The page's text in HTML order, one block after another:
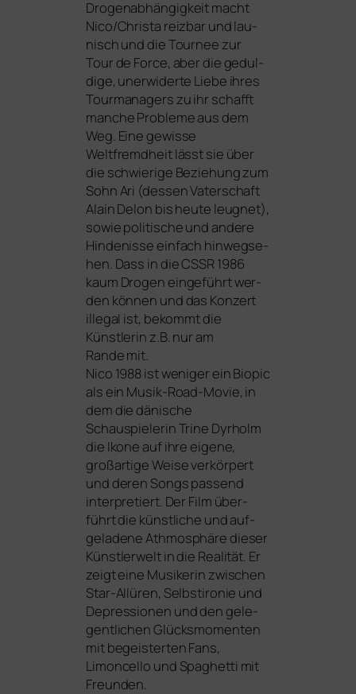
Drogenabhängigkeit macht
Nico/Christa reiz­bar und lau­
nisch und die Tournee zur
Tour de Force, aber die gedul­
di­ge, uner­wi­der­te Liebe ihres
Tourmanagers zu ihr schafft
man­che Probleme aus dem
Weg. Eine gewis­se
Weltfremdheit lässt sie über
die schwie­ri­ge Beziehung zum
Sohn Ari (des­sen Vaterschaft
Alain Delon bis heu­te leug­net),
sowie poli­ti­sche und ande­re
Hindenisse ein­fach hin­weg­se­
hen. Dass in dieCSSR1986
kaum Drogen ein­ge­führt wer­
den kön­nen und das Konzert
ille­gal ist, bekommt die
Künstlerin z.B. nur am
Rande mit.
Nico 1988ist weni­ger ein Biopic
als ein Musik-Road-Movie, in
dem die däni­sche
Schauspielerin Trine Dyrholm
die Ikone auf ihre eige­ne,
groß­ar­ti­ge Weise ver­kör­pert
und deren Songs pas­send
inter­pre­tiert. Der Film über­
führt die künst­li­che und auf­
ge­la­de­ne Athmosphäre die­ser
Künstlerwelt in die Realität. Er
zeigt eine Musikerin zwi­schen
Star-Allüren, Selbstironie und
Depressionen und den gele­
gent­li­chen Glücksmomenten
mit begeis­ter­ten Fans,
Limoncello und Spaghetti mit
Freunden.